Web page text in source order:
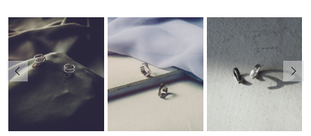
前の画像 次の